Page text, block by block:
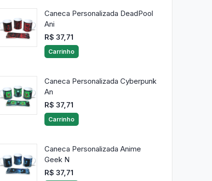
Caneca Personalizada DeadPool
Ani
R$ 37,71
Carrinho
Caneca Personalizada Cyberpunk
An
R$ 37,71
Carrinho
Caneca Personalizada Anime
Geek N
R$ 37,71